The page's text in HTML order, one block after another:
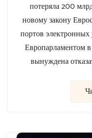
потеряла 200
новому закону
портов
Европарламентом
вынуждена